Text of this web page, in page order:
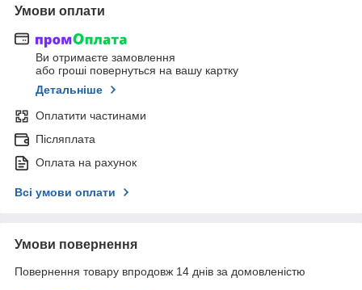
Умови оплати
Ви отримаєте замовлення
або гроші повернуться на вашу картку
Детальніше
Оплатити частинами
Післяплата
Оплата на рахунок
Всі умови оплати
Умови повернення
Повернення товару впродовж 14 днів за домовленістю